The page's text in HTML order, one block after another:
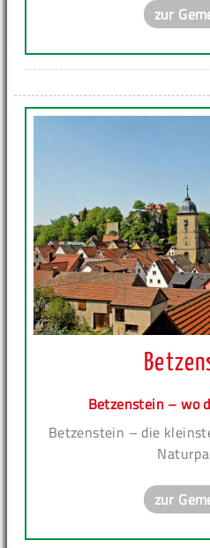
zur
Betzenstein – wo
Betzenstein – die
zur